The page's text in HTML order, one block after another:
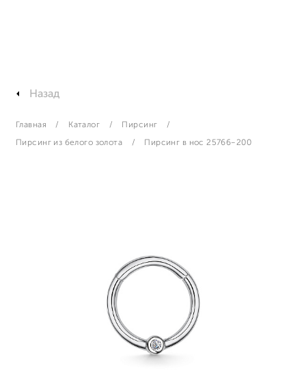
Назад
Главная Каталог Пирсинг
Пирсинг из белого золота Пирсинг в нос 25766-200